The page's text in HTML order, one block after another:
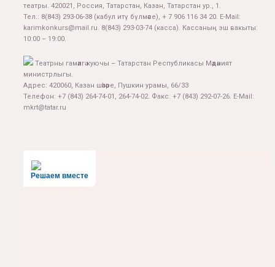
театры. 420021, Россия, Татарстан, Казан, Татарстан ур., 1.
Тел.: 8(843) 293-06-38 (кабул итү бүлмәсе), + 7 906 116 34 20. E-Mail:
karimkonkurs@mail.ru. 8(843) 293-03-74 (касса). Кассаның эш вакыты:
10:00 – 19:00.
Театрны гамәлгә куючы – Татарстан Республикасы Мәдәният
министрлыгы.
Адрес: 420060, Казан шәһәре, Пушкин урамы, 66/33
Телефон: +7 (843) 264-74-01, 264-74-02. Факс: +7 (843) 292-07-26. E-Mail:
mkrt@tatar.ru
Решаем вместе